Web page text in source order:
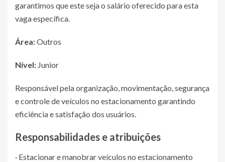
garantimos que este seja o salário oferecido para esta
vaga específica.
Área:Outros
Nível: Junior
Responsável pela organização, movimentação, segurança
e controle de veículos no estacionamento garantindo
eficiência e satisfação dos usuários.
Responsabilidades e atribuições
· Estacionar e manobrar veículos no estacionamento